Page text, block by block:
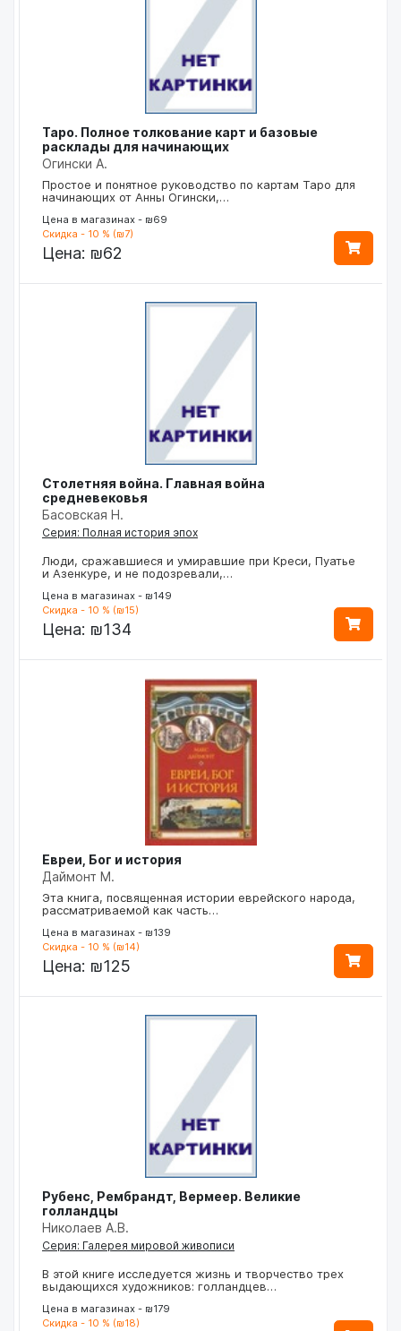
Таро. Полное толкование карт и базовые
расклады для начинающих
Огински А.
Простое и понятное руководство по картам Таро для
начинающих от Анны Огински,…
Цена в магазинах - ₪69
Скидка - 10 % (₪7)
Цена: ₪62
Столетняя война. Главная война
средневековья
Басовская Н.
Серия: Полная история эпох
Люди, сражавшиеся и умиравшие при Креси, Пуатье
и Азенкуре, и не подозревали,…
Цена в магазинах - ₪149
Скидка - 10 % (₪15)
Цена: ₪134
Евреи, Бог и история
Даймонт М.
Эта книга, посвященная истории еврейского народа,
рассматриваемой как часть…
Цена в магазинах - ₪139
Скидка - 10 % (₪14)
Цена: ₪125
Рубенс, Рембрандт, Вермеер. Великие
голландцы
Николаев А.В.
Серия: Галерея мировой живописи
В этой книге исследуется жизнь и творчество трех
выдающихся художников: голландцев…
Цена в магазинах - ₪179
Скидка - 10 % (₪18)